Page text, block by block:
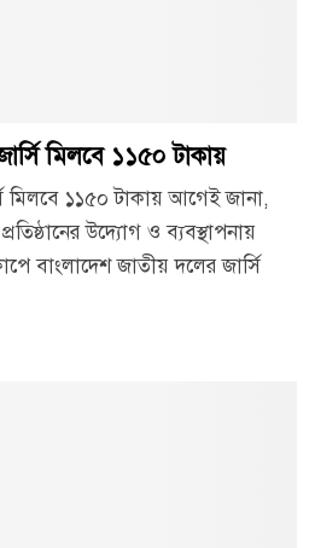
মিলবে ১১৫০ টাকায়
মিলবে ১১৫০ টাকায় আগেই জানা,
উদ্যোগ ও ব্যবস্থাপনায়
বাংলাদেশ জাতীয় দলের জার্সি